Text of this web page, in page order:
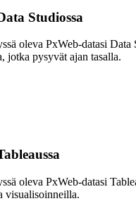
Studiossa
oleva PxWeb-datasi Data
jotka pysyvät ajan tasalla.
oleva PxWeb-datasi
visualisoinneilla.